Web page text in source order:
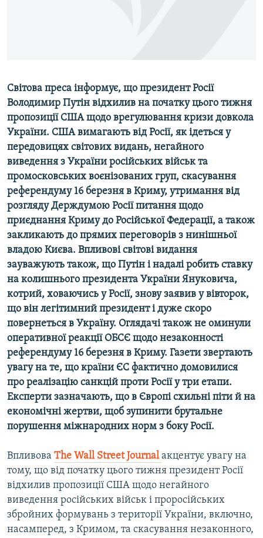
УКР
КТАТ
ДОЛУЧАЙСЯ!
Усі сайти RFE/RL
Світова преса інформує, що президент Росії
Володимир Путін відхилив на початку цього тижня
пропозиції США щодо врегулювання кризи довкола
України. США вимагають від Росії, як ідеться у
передовицях світових видань, негайного
виведення з України російських військ та
промосковських воєнізованих груп, скасування
референдуму 16 березня в Криму, утримання від
розгляду Держдумою Росії питання щодо
приєднання Криму до Російської Федерації, а також
закликають до прямих переговорів з нинішньої
владою Києва. Впливові світові видання
зауважують також, що Путін і надалі робить ставку
на колишнього президента України Януковича,
котрий, ховаючись у Росії, знову заявив у вівторок,
що він легітимний президент і дуже скоро
повернеться в Україну. Оглядачі також не оминули
оперативної реакції ОБСЄ щодо незаконності
референдуму 16 березня в Криму. Газети звертають
увагу на те, що країни ЄС фактично домовилися
про реалізацію санкцій проти Росії у три етапи.
Експерти зазначають, що в Європі схильні піти й на
економічні жертви, щоб зупинити брутальне
порушення міжнародних норм з боку Росії.
Впливова The Wall Street Journalакцентує увагу на
тому, що від початку цього тижня президент Росії
відхилив пропозиції США щодо негайного
виведення російських військ і проросійських
збройних формувань з території України, включно,
насамперед, з Кримом, та скасування незаконного,